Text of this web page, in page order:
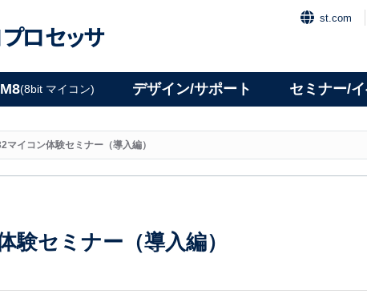
ロセッサ
st.com
(8bit マイコン) デザイン/サポート セミナー/
マイコン体験セミナー（導入編）
験セミナー（導入編）